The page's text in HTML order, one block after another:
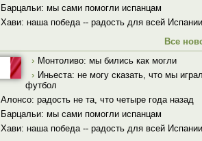
Барцальи: мы сами помогли испанцам
Хави: наша победа -- радость для всей Испании
Все
› Монтоливо: мы бились как могли
› Иньеста: не могу сказать, что мы
футбол
Алонсо: радость не та, что четыре года назад
Барцальи: мы сами помогли испанцам
Хави: наша победа -- радость для всей Испании